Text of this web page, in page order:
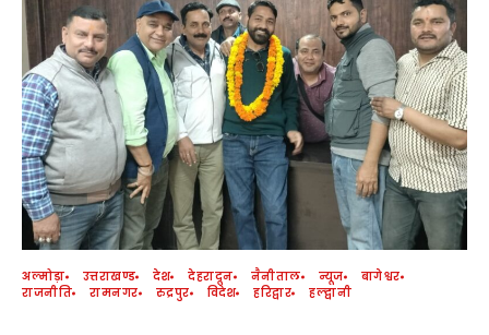
अल्मोड़ा उत्तराखण्ड देश देहरादून नैनीताल न्यूज
बागेश्वर
राजनीति
रामनगर रुद्रपुर विदेश हरिद्वार हल्द्वानी